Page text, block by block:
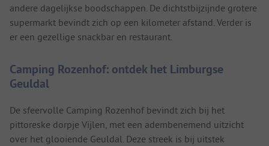
andere dagelijkse boodschappen. De dichtstbijzijnde grotere
supermarkt bevindt zich op een kilometer afstand. Verder is
er een gezellige snackbar en restaurant.
Camping Rozenhof: ontdek het Limburgse
Geuldal
De sfeervolle Camping Rozenhof bevindt zich bij het
pittoreske dorpje Vijlen, met een adembenemend uitzicht
over het glooiende Geuldal. Deze streek is bij uitstek